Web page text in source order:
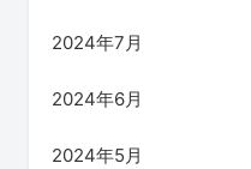
2024年7月
2024年6月
2024年5月